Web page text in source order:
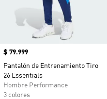
Precio
$ 79.999
Pantalón de Entrenamiento Tiro
26 Essentials
Hombre Performance
3 colores